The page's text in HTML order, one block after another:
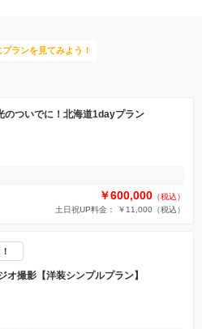
ランを見てみよう！
のついでに！北海道1dayプラン
￥600,000 （税込）
土日祝UP料金： ￥11,000 （税込）
オ撮影【洋装シンプルプラン】